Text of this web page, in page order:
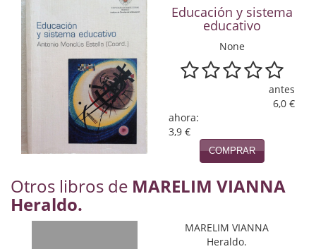
Poesía
Política
Psicología. Educación
Sobre Madrid
Educación y sistema
educativo
None
antes
6,0 €
ahora:
3,9 €
COMPRAR
Otros libros de MARELIM VIANNA
Heraldo.
MARELIM VIANNA
Heraldo.